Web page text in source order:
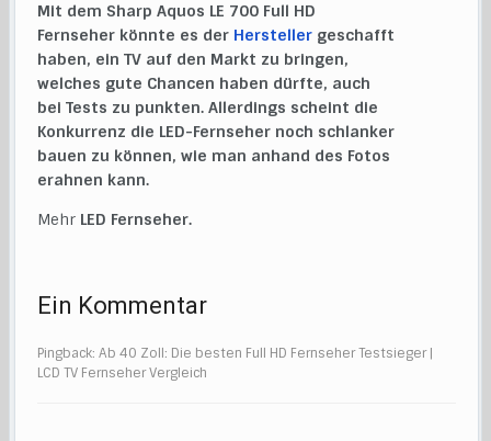
Mit dem Sharp Aquos LE 700 Full HD
Fernseher könnte es der Hersteller geschafft
haben, ein TV auf den Markt zu bringen,
welches gute Chancen haben dürfte, auch
bei Tests zu punkten. Allerdings scheint die
Konkurrenz die LED-Fernseher noch schlanker
bauen zu können, wie man anhand des Fotos
erahnen kann.
Mehr LED Fernseher.
Ein Kommentar
Pingback: Ab 40 Zoll: Die besten Full HD Fernseher Testsieger |
LCD TV Fernseher Vergleich